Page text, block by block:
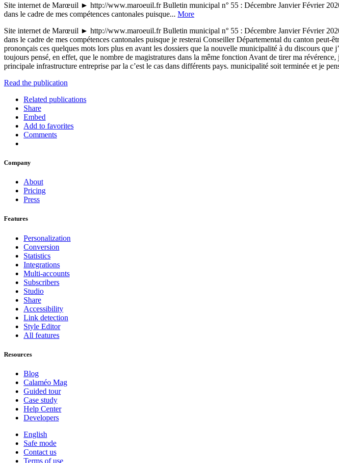
Site internet de Marœuil ► http://www.maroeuil.fr Bulletin municipal n° 55 : Décembre Janvier Février
dans le cadre de mes compétences cantonales puisque... More
Site internet de Marœuil ► http://www.maroeuil.fr Bulletin municipal n° 55 : Décembre Janvier Février
dans le cadre de mes compétences cantonales puisque je resterai Conseiller Départemental du canton
prononçais ces quelques mots lors plus en avant les dossiers que la nouvelle municipalité à du discours
toujours pensé, en effet, que le nombre de magistratures dans la même fonction Avant de tirer ma
principale infrastructure entreprise par la c’est le cas dans différents pays. municipalité soit terminée et je
Read the publication
Related publications
Share
Embed
Add to favorites
Comments
Company
About
Pricing
Press
Features
Personalization
Conversion
Statistics
Integrations
Multi-accounts
Subscribers
Studio
Share
Accessibility
Link detection
Style Editor
All features
Resources
Blog
Calaméo Mag
Guided tour
Case study
Help Center
Developers
English
Safe mode
Contact us
Terms of use